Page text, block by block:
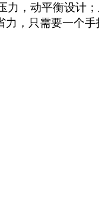
，动平衡设计
力，只需要一